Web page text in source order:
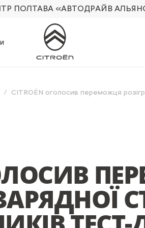
ПОЛТАВА «АВТОДРАЙВ
CITROËN оголосив переможця